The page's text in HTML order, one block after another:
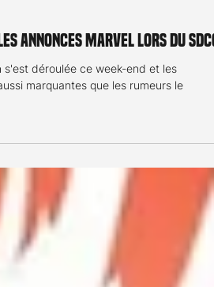
lecture
annonces Marvel lors du
déroulée ce week-end et les